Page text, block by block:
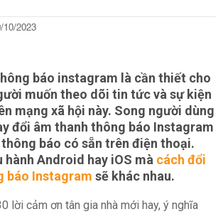
10/2023
báo instagram là cần thiết cho
muốn theo dõi tin tức và sự kiện
mạng xã hội này. Song người dùng
đổi âm thanh thông báo Instagram
báo có sẵn trên điện thoại.
hành Android hay iOS mà cách đổi
báo Instagram sẽ khác nhau.
lời cảm ơn tân gia nhà mới hay, ý nghĩa